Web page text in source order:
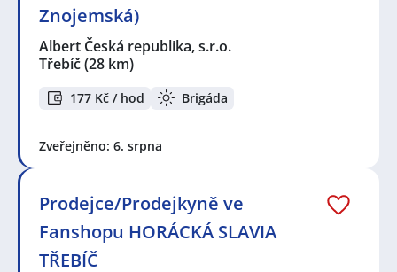
Znojemská)
Albert Česká republika, s.r.o.
Třebíč(28 km)
177 Kč / hod Brigáda
Zveřejněno: 6. srpna
Prodejce/Prodejkyně ve
Fanshopu HORÁCKÁ SLAVIA
TŘEBÍČ